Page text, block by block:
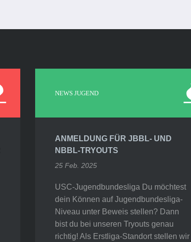
NEWS JUGEND
ANMELDUNG FÜR JBBL- UND
NBBL-TRYOUTS
25 Feb. 2025
USC-Jugendbundesliga Du möchtest
dein Können auf Jugendbundesliga-
Niveau unter Beweis stellen? Dann
bist du bei unseren Tryouts genau
richtig! Als Erstliga-Standort stellen wir